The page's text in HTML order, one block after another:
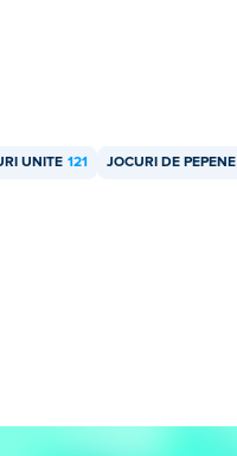
UNITE 121 JOCURI DE PEPENE